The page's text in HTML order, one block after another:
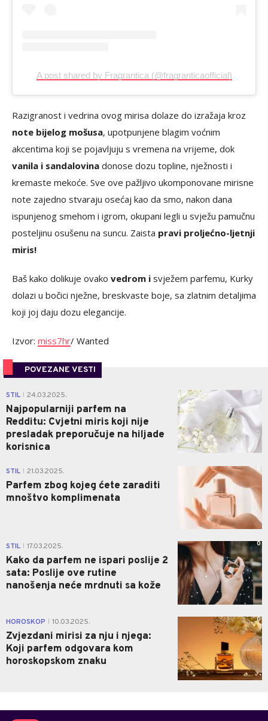
A post shared by Fragrantica (@fragranticaofficial)
Razigranost i vedrina ovog mirisa dolaze do izražaja kroz
note bijelog mošusa, upotpunjene blagim voćnim
akcentima koji se pojavljuju s vremena na vrijeme, dok
vanila i sandalovina donose dozu topline, nježnosti i
kremaste mekoće. Sve ove pažljivo ukomponovane mirisne
note zajedno stvaraju osećaj kao da smo, nakon dana
ispunjenog smehom i igrom, okupani legli u svježu pamučnu
posteljinu osušenu na suncu. Zaista pravi proljećno-ljetnji
miris!
Baš kako dolikuje ovako vedrom i svježem parfemu, Kurky
dolazi u bočici nježne, breskvaste boje, sa zlatnim detaljima
koji joj daju dozu elegancije.
Izvor: miss7hr/ Wanted
POVEZANE VESTI
STIL 24.03.2025.
Najpopularniji parfem na
Redditu: Cvjetni miris koji nije
presladak preporučuje na hiljade
korisnica
0
STIL 21.03.2025.
Parfem zbog kojeg ćete zaraditi
mnoštvo komplimenata
0
STIL 17.03.2025.
Kako da parfem ne ispari poslije 2
sata: Poslije ove rutine
nanošenja neće mrdnuti sa kože
0
HOROSKOP 10.03.2025.
Zvjezdani mirisi za nju i njega:
Koji parfem odgovara kom
horoskopskom znaku
0